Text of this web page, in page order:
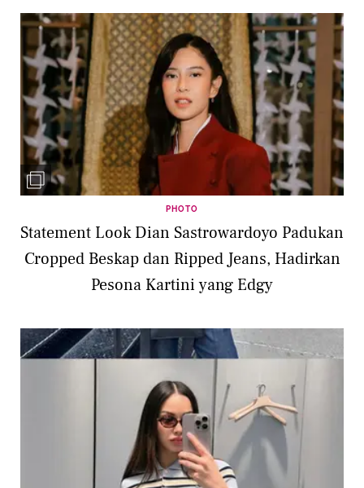
PHOTO
Statement Look Dian Sastrowardoyo Padukan
Cropped Beskap dan Ripped Jeans, Hadirkan
Pesona Kartini yang Edgy